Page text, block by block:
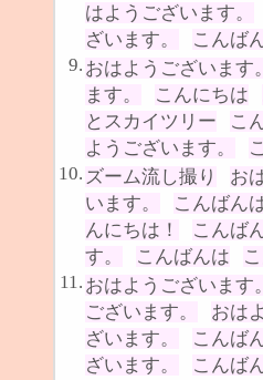
はようございます。
ざいます。
こんば
9. おはようございます。
ます。
こんにちは
とスカイツリー
こ
ようございます。
10. ズーム流し撮り お
います。
こんばん
んにちは！
こんば
す。
こんばんは
11. おはようございます。
ございます。
おは
ざいます。
こんば
ざいます。
こんば